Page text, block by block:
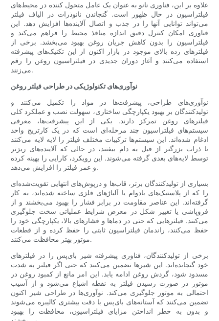
علاوه بر این، فناوری نانو به عنوان یک عامل متحول کننده در محیط‌های
فیلتراسیون در حال ظهور است. گنجاندن نانوذرات در الیاف فیلتر
می‌تواند توانایی آنها را در جذب و اتصال آلاینده‌ها افزایش دهد. این
فناوری امکان کنترل دقیق اندازه منافذ محیط را فراهم می‌کند و
فیلتراسیون را بدون کاهش جریان روغن بهبود می‌بخشد. برخی از
فیلترهای رده بالای موجود در بازار اکنون از این تکنیک‌های پیشرفته
استفاده می‌کنند و آغاز دوران جدیدی در فیلتراسیون روغن را رقم
می‌زنند.
نوآوری‌های تکنولوژیکی در طراحی فیلتر روغن
نوآوری‌های طراحی، پیشرفت‌ها در مواد را تکمیل می‌کنند و
تولیدکنندگان بر بهبود یکپارچگی ساختاری، سهولت نصب و عملکرد کلی
فیلترهای روغن تمرکز دارند. یکی از این پیشرفت‌ها، معرفی
سیستم‌های فیلتراسیون چند مرحله‌ای است که در یک کارتریج واحد
ادغام شده‌اند. این سیستم‌ها ترکیبات مختلف فیلتر را لایه لایه می‌کنند
تا ذرات بزرگتر از قبل به دام بیفتند، در حالی که آلاینده‌های ریزتر
توسط لایه‌های بعدی گرفته می‌شوند. این رویکرد، کارایی را بهینه کرده
و عمر فیلتر را افزایش می‌دهد.
بسیاری از تولیدکنندگان برتر، قاب‌ها و درپوش‌های انتهایی تقویت‌شده‌ای
را که از پلاستیک‌های بادوام یا آلیاژهای فلزی ساخته شده‌اند، به کار
گرفته‌اند. این عناصر مقاومت در برابر فشار را بهبود می‌بخشند و از
فروپاشی یا تغییر شکل در معرض شرایط عملیاتی سخت جلوگیری
می‌کنند. فیلترهایی که حتی در دماها و فشارهای بالا، یکپارچگی خود را
حفظ می‌کنند، راندمان فیلتراسیون ثابتی را حفظ کرده و از قطعات
موتور بهتر محافظت می‌کنند.
برخی از تولیدکنندگان، فناوری پیشرفته شیر بای‌پس را در فیلترهای
خود گنجانده‌اند. این شیرها تضمین می‌کنند که حتی اگر فیلتر به شدت
مسدود شود، گردش روغن ادامه یابد. این امر مانع از کمبود روغن در
موتور در صورت رسیدن فیلتر به نقطه اشباع می‌شود و از آسیب
احتمالی به موتور جلوگیری می‌کند. نوآوری‌ها در طراحی شیر اکنون
تضمین می‌کنند که آستانه‌های بای‌پس با دقت بیشتری کالیبره می‌شوند
و بدون به خطر انداختن مزایای فیلتراسیون، محافظت را بهبود